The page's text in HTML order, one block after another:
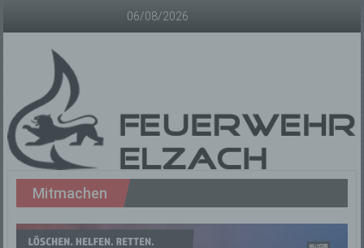
06/08/2026
Freiwillige
Feuerwehr
Mitmachen